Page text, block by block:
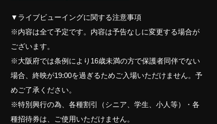
▼ライブビューイングに関する注意事項
※内容は全て予定です。内容は予告なしに変更する場合が
ございます。
※大阪府では条例により16歳未満の方で保護者同伴でない
場合、終映が19:00を過ぎるためご入場いただけません。予
めご了承ください。
※特別興行の為、各種割引（シニア、学生、小人等）・各
種招待券は、ご使用いただけません。